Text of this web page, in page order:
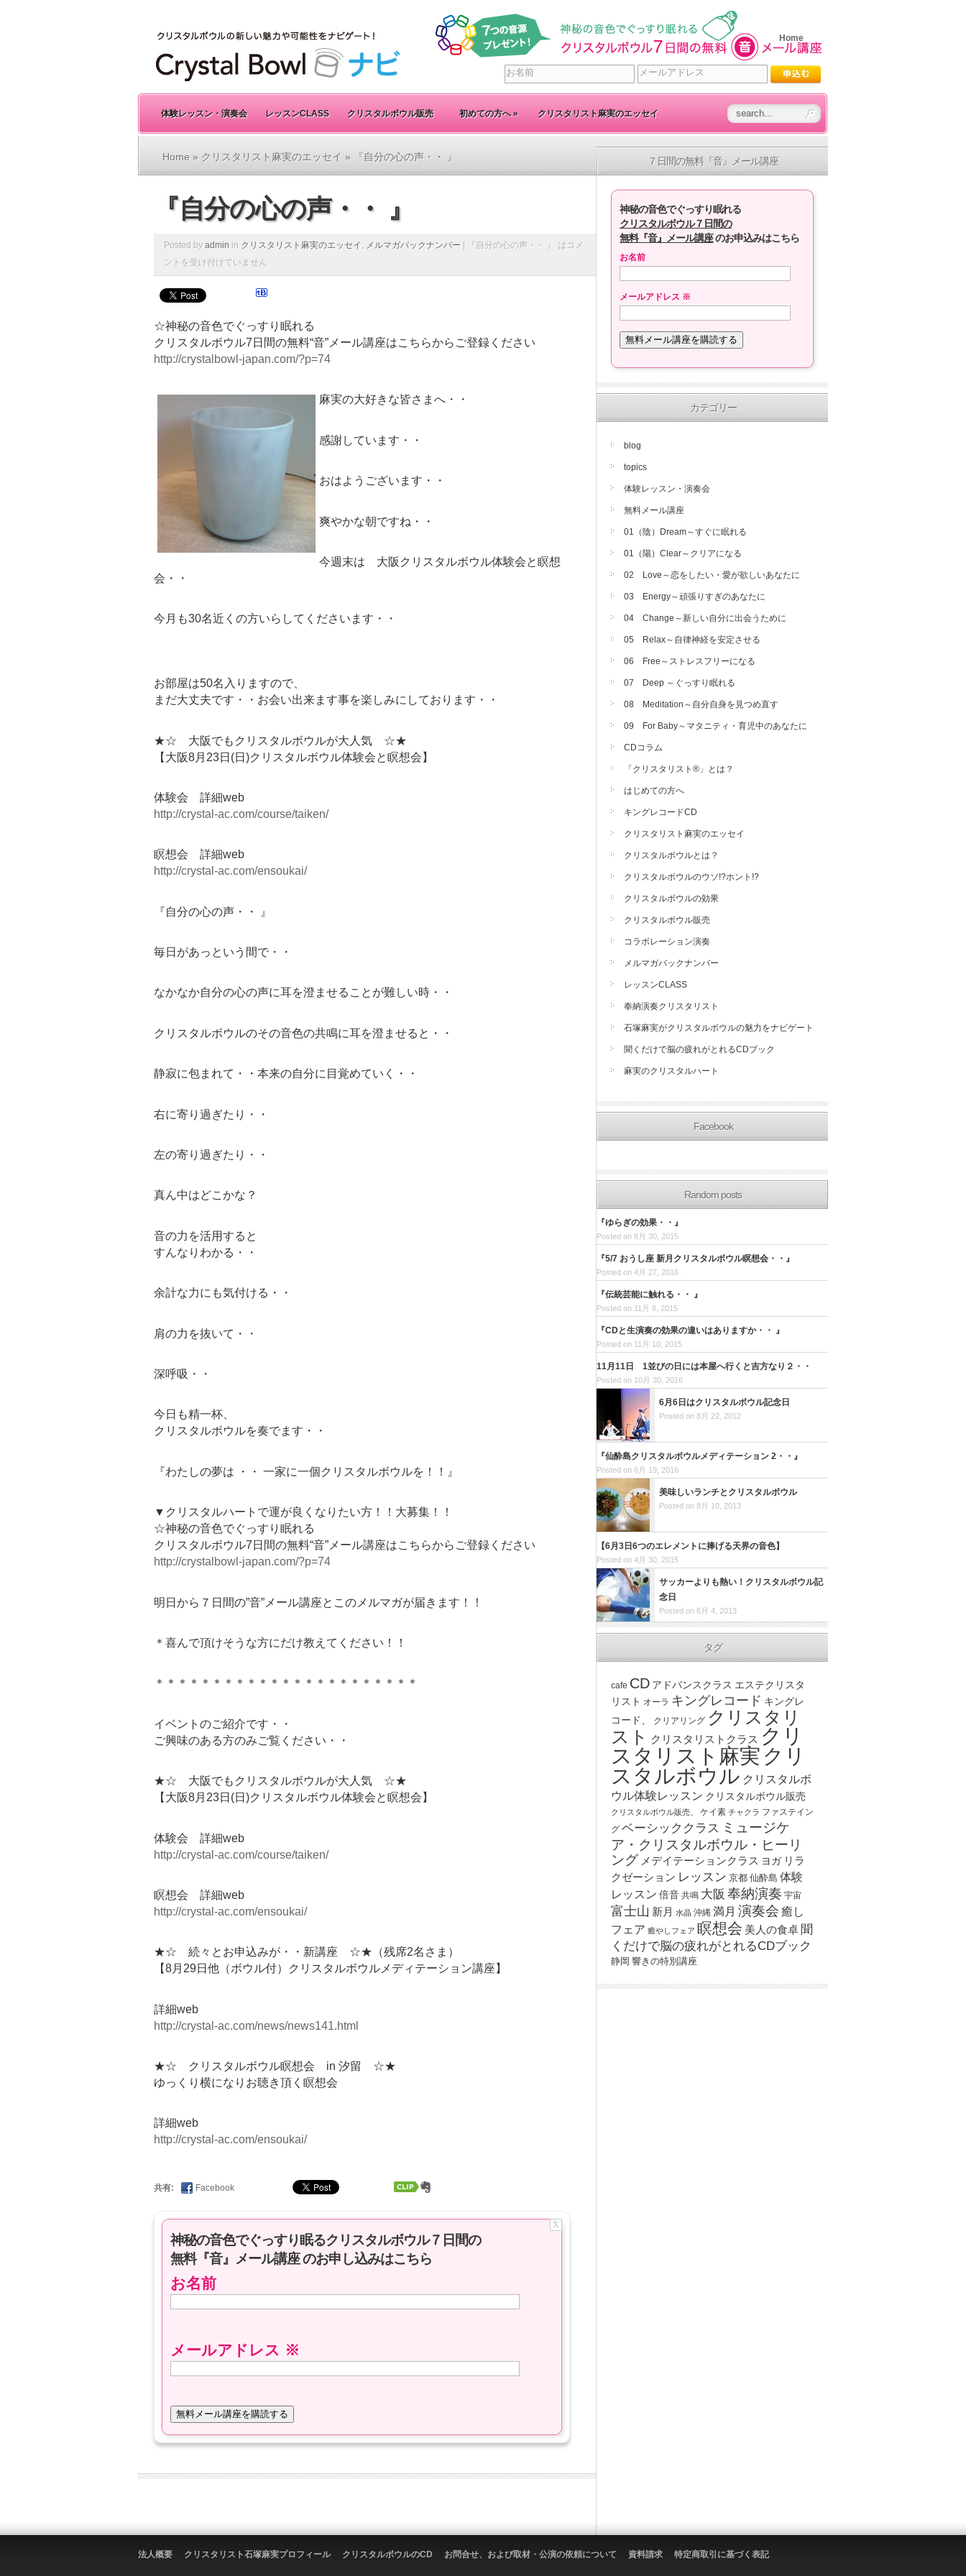
Home
体験レッスン・演奏会 レッスンCLASS クリスタルボウル販売 初めての方へ» クリスタリスト麻実のエッセイ
Home » クリスタリスト麻実のエッセイ » 『自分の心の声・・ 』
『自分の心の声・・ 』
Posted by admin in クリスタリスト麻実のエッセイ , メルマガバックナンバー 『自分の心の声・・ 』 は コメ
ントを受け付けていません
☆神秘の音色でぐっすり眠れる
クリスタルボウル7日間の無料“音”メール講座はこちらからご登録ください
http://crystalbowl-japan.com/?p=74
麻実の大好きな皆さまへ・・
感謝しています・・
おはようございます・・
爽やかな朝ですね・・
今週末は 大阪クリスタルボウル体験会と瞑想
会・・
今月も30名近くの方いらしてくださいます・・
お部屋は50名入りますので、
まだ大丈夫です・・お会い出来ます事を楽しみにしております・・
★☆ 大阪でもクリスタルボウルが大人気 ☆★
【大阪8月23日(日)クリスタルボウル体験会と瞑想会】
体験会 詳細web
http://crystal-ac.com/course/taiken/
瞑想会 詳細web
http://crystal-ac.com/ensoukai/
『自分の心の声・・ 』
毎日があっという間で・・
なかなか自分の心の声に耳を澄ませることが難しい時・・
クリスタルボウルのその音色の共鳴に耳を澄ませると・・
静寂に包まれて・・本来の自分に目覚めていく・・
右に寄り過ぎたり・・
左の寄り過ぎたり・・
真ん中はどこかな？
音の力を活用すると
すんなりわかる・・
余計な力にも気付ける・・
肩の力を抜いて・・
深呼吸・・
今日も精一杯、
クリスタルボウルを奏でます・・
『わたしの夢は ・・ 一家に一個クリスタルボウルを！！』
▼クリスタルハートで運が良くなりたい方！！大募集！！
☆神秘の音色でぐっすり眠れる
クリスタルボウル7日間の無料“音”メール講座はこちらからご登録ください
http://crystalbowl-japan.com/?p=74
明日から７日間の”音”メール講座とこのメルマガが届きます！！
＊喜んで頂けそうな方にだけ教えてください！！
＊＊＊＊＊＊＊＊＊＊＊＊＊＊＊＊＊＊＊＊＊＊＊
イベントのご紹介です・・
ご興味のある方のみご覧ください・・
★☆ 大阪でもクリスタルボウルが大人気 ☆★
【大阪8月23日(日)クリスタルボウル体験会と瞑想会】
体験会 詳細web
http://crystal-ac.com/course/taiken/
瞑想会 詳細web
http://crystal-ac.com/ensoukai/
★☆ 続々とお申込みが・・新講座 ☆★（残席2名さま）
【8月29日他（ボウル付）クリスタルボウルメディテーション講座】
詳細web
http://crystal-ac.com/news/news141.html
★☆ クリスタルボウル瞑想会 in 汐留 ☆★
ゆっくり横になりお聴き頂く瞑想会
詳細web
http://crystal-ac.com/ensoukai/
共有: Facebook
X
神秘の音色でぐっすり眠るクリスタルボウル７日間の
無料『音』メール講座 のお申し込みはこちら
お名前
メールアドレス ※
７日間の無料『音』メール講座
神秘の音色でぐっすり眠れる
クリスタルボウル７日間の
無料『音』メール講座のお申込みはこちら
お名前
メールアドレス ※
カテゴリー
blog
topics
体験レッスン・演奏会
無料メール講座
01（陰）Dream～すぐに眠れる
01（陽）Clear～クリアになる
02 Love～恋をしたい・愛が欲しいあなたに
03 Energy～頑張りすぎのあなたに
04 Change～新しい自分に出会うために
05 Relax～自律神経を安定させる
06 Free～ストレスフリーになる
07 Deep ～ぐっすり眠れる
08 Meditation～自分自身を見つめ直す
09 For Baby～マタニティ・育児中のあなたに
CDコラム
「クリスタリスト®」とは？
はじめての方へ
キングレコードCD
クリスタリスト麻実のエッセイ
クリスタルボウルとは？
クリスタルボウルのウソ!?ホント!?
クリスタルボウルの効果
クリスタルボウル販売
コラボレーション演奏
メルマガバックナンバー
レッスンCLASS
奉納演奏クリスタリスト
石塚麻実がクリスタルボウルの魅力をナビゲート
聞くだけで脳の疲れがとれるCDブック
麻実のクリスタルハート
Facebook
Random posts
『ゆらぎの効果・・』
Posted on 8月 30, 2015
『5/7 おうし座 新月クリスタルボウル瞑想会・・』
Posted on 4月 27, 2016
『伝統芸能に触れる・・ 』
Posted on 11月 8, 2015
『CDと生演奏の効果の違いはありますか・・ 』
Posted on 11月 10, 2015
11月11日 1並びの日には本屋へ行くと吉方なり２・・
Posted on 10月 30, 2016
6月6日はクリスタルボウル記念日
Posted on 8月 22, 2012
『仙酔島クリスタルボウルメディテーション 2・・』
Posted on 6月 19, 2016
美味しいランチとクリスタルボウル
Posted on 8月 10, 2013
【6月3日6つのエレメントに捧げる天界の音色】
Posted on 4月 30, 2015
サッカーよりも熱い！クリスタルボウル記
念日
Posted on 6月 4, 2013
タグ
cafe CD アドバンスクラス エステクリスタ
リスト オーラ キングレコード キングレ
コード、
クリアリング クリスタリ
スト
クリスタリストクラス クリ
スタリスト麻実 クリ
スタルボウル クリスタルボ
ウル体験レッスン クリスタルボウル販売
クリスタルボウル販売、 ケイ素 チャクラ ファステイン
グ ベーシッククラス ミュージケ
ア・クリスタルボウル・ヒーリ
ング メデイテーションクラス ヨガ リラ
クゼーション レッスン 京都 仙酔島 体験
レッスン 倍音 共鳴 大阪 奉納演奏 宇宙
富士山 新月 水晶 沖縄 満月 演奏会 癒し
フェア 癒やしフェア 瞑想会 美人の食卓 聞
くだけで脳の疲れがとれるCDブック
静岡 響きの特別講座
法人概要 クリスタリスト石塚麻実プロフィール クリスタルボウルのCD お問合せ、および取材・公演の依頼について 資料請求 特定商取引に基づく表記